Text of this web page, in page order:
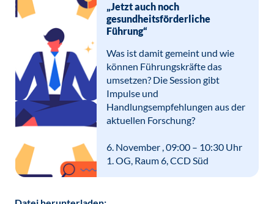
„Jetzt auch noch
gesundheitsförderliche
Führung“
Was ist damit gemeint und wie
können Führungskräfte das
umsetzen? Die Session gibt
Impulse und
Handlungsempfehlungen aus der
aktuellen Forschung?
6. November , 09:00 – 10:30 Uhr
1. OG, Raum 6, CCD Süd